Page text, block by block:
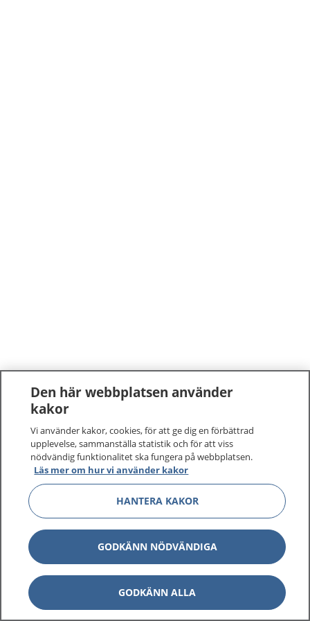
Den här webbplatsen använder
kakor
Vi använder kakor, cookies, för att ge dig en förbättrad
upplevelse, sammanställa statistik och för att viss
nödvändig funktionalitet ska fungera på webbplatsen.
Läs mer om hur vi använder kakor
HANTERA KAKOR
GODKÄNN NÖDVÄNDIGA
GODKÄNN ALLA